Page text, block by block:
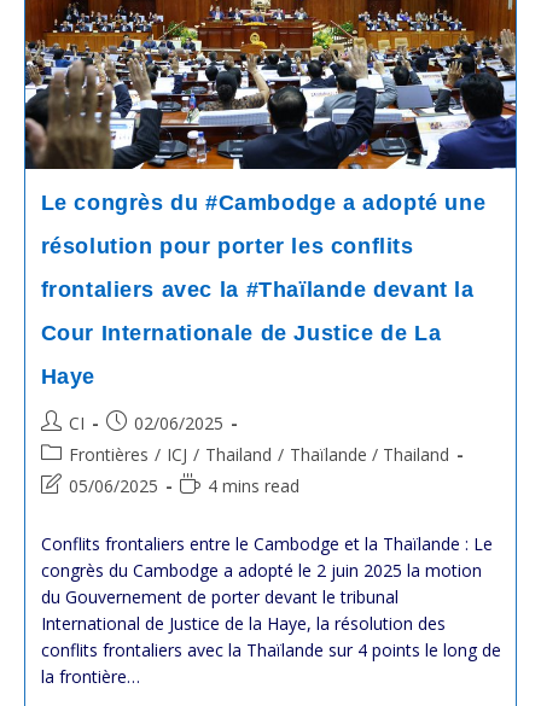
Moan
Thom,
Du
Prasat
Ta
Krabei
Et
De
Zone
Bei
Le congrès du #Cambodge a adopté une
résolution pour porter les conflits
frontaliers avec la #Thaïlande devant la
Cour Internationale de Justice de La
Haye
Post
author:
CI
Post
published:
02/06/2025
Post
category:
Frontières / ICJ / Thailand / Thaïlande / Thailand
Post
modified:
05/06/2025
Reading4 mins read
Conflits frontaliers entre le Cambodge et la Thaïlande : Le
congrès du Cambodge a adopté le 2 juin 2025 la motion
du Gouvernement de porter devant le tribunal
International de Justice de la Haye, la résolution des
conflits frontaliers avec la Thaïlande sur 4 points le long de
la frontière…